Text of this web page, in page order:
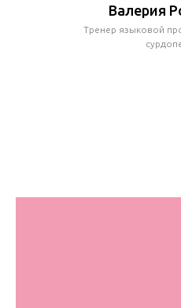
Валерия
Тренер языковой